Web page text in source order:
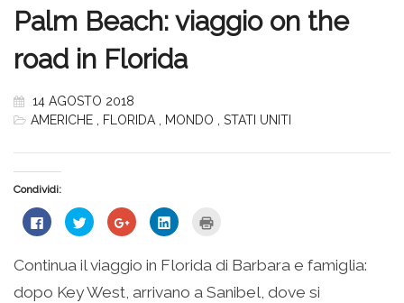
Palm Beach: viaggio on the
road in Florida
14 AGOSTO 2018
AMERICHE
FLORIDA MONDO STATI UNITI
Condividi:
Fai
clic
su
Facebook
apre
Fai
clic
condividere
su
Twitter
(Si
Fai
clic
condividere
su
Google+
(Si
Fai
clic
condividere
su
LinkedIn
(Si
stampare
(Si
apre
in
Continua il viaggio in Florida di Barbara e famiglia:
dopo Key West, arrivano a Sanibel, dove si